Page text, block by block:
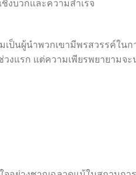
งบวกและความสำเร็จ
ป็นผู้นำพวกเขามีพรสวรรค์ในก
งแรก แต่ความเพียรพยายามจะ